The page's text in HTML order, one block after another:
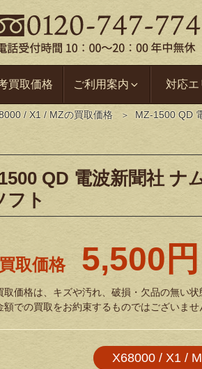
買取価格 ご利用案内 対応エ
/ X1 / MZの買取価格 MZ-1500 QD
QD 電波新聞社 ナ
フト
取価格 5,500円
価格は、キズや汚れ、破損・欠品の無い状
額での買取をお約束するものではございませ
X68000 / X1 /